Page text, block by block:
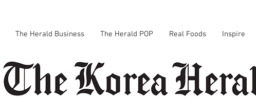
The Herald Business The Herald POP Real Foods Inspire